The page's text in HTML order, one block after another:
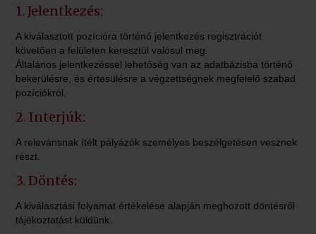
1. Jelentkezés:
A kiválasztott pozícióra történő jelentkezés regisztrációt
követően a felületen keresztül valósul meg.
Általános jelentkezéssel lehetőség van az adatbázisba történő
bekerülésre, és értesülésre a végzettségnek megfelelő szabad
pozíciókról.
2. Interjúk:
A relevánsnak ítélt pályázók személyes beszélgetésen vesznek
részt.
3. Döntés:
A kiválasztási folyamat értékelése alapján meghozott döntésről
tájékoztatást küldünk.